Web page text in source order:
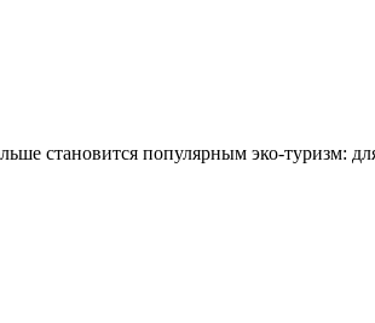
становится популярным эко-туризм: